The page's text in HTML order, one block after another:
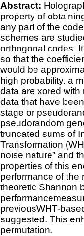
Abstract:
property of
any part of the
schemes are
orthogonal codes.
so that the
would be
high probability, a
data are xored with
data that have
stage or
pseudorandom
truncated sums of
Transformation
noise nature” and
properties of this
performance of the
theoretic Shannon
previousWHT-
suggested. This
permutation.